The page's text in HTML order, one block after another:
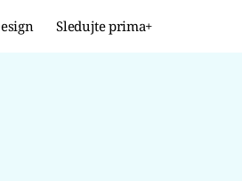
Sledujte prima+